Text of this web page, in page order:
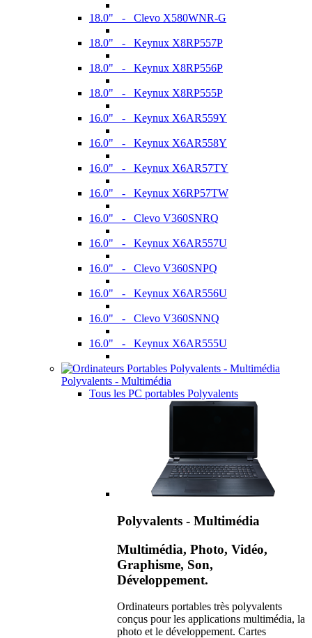
18.0" - Clevo X580WNR-G
18.0" - Keynux X8RP557P
18.0" - Keynux X8RP556P
18.0" - Keynux X8RP555P
16.0" - Keynux X6AR559Y
16.0" - Keynux X6AR558Y
16.0" - Keynux X6AR57TY
16.0" - Keynux X6RP57TW
16.0" - Clevo V360SNRQ
16.0" - Keynux X6AR557U
16.0" - Clevo V360SNPQ
16.0" - Keynux X6AR556U
16.0" - Clevo V360SNNQ
16.0" - Keynux X6AR555U
Polyvalents - Multimédia
Tous les PC portables Polyvalents
Polyvalents - Multimédia
Multimédia, Photo, Vidéo,
Graphisme, Son,
Développement.
Ordinateurs portables très polyvalents
conçus pour les applications multimédia, la
photo et le développement. Cartes